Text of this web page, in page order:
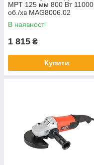
MPT 125 мм 800 Вт 11000
об./хв MAG8006.02
В наявності
1 815 ₴
Купити